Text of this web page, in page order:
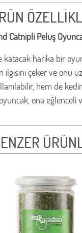
Catnipli Peluş
harika bir
çeker ve onu
hem de
ona eğlenceli